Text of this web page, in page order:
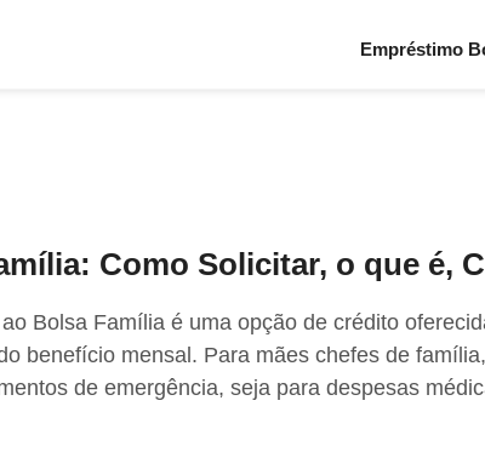
Empréstimo
Como Solicitar, o que é,
Bolsa Família é uma opção de crédito
benefício mensal. Para mães chefes de
de emergência, seja para despesas